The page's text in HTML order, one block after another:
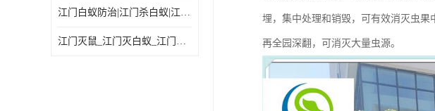
江门白蚁防治|江门杀白蚁|江门杀虫灭鼠|江门灭白蚁|
江门灭鼠_江门灭白蚁_江门灭蟑螂
埋，集中处理和销毁，可有效消灭虫果
再全园深翻，可消灭大量虫源。